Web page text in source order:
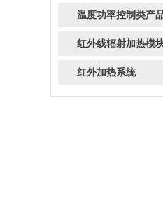
温度功率控制类产
红外线辐射加热模
红外加热系统